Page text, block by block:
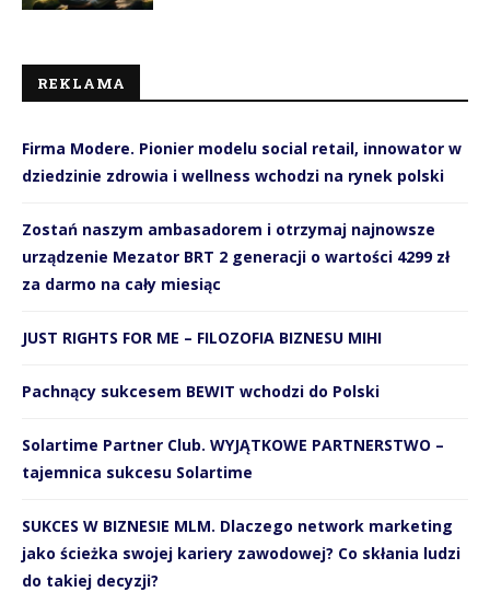
REKLAMA
Firma Modere. Pionier modelu social retail, innowator w
dziedzinie zdrowia i wellness wchodzi na rynek polski
Zostań naszym ambasadorem i otrzymaj najnowsze
urządzenie Mezator BRT 2 generacji o wartości 4299 zł
za darmo na cały miesiąc
JUST RIGHTS FOR ME – FILOZOFIA BIZNESU MIHI
Pachnący sukcesem BEWIT wchodzi do Polski
Solartime Partner Club. WYJĄTKOWE PARTNERSTWO –
tajemnica sukcesu Solartime
SUKCES W BIZNESIE MLM. Dlaczego network marketing
jako ścieżka swojej kariery zawodowej? Co skłania ludzi
do takiej decyzji?